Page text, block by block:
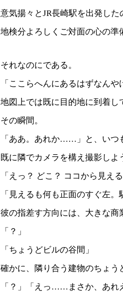
意気揚々とJR長崎駅を出発し
地検分よろしくご対面の心の準
それなのにである。
「ここらへんにあるはずなん
地図上では既に目的地に到着
その瞬間。
「ああ。あれか……」と、いつ
既に隣でカメラを構え撮影しよ
「えっ？ どこ？ ココから見える
「見えるも何も正面のすぐ左。
彼の指差す方向には、大きな商
「？」
「ちょうどビルの谷間」
確かに、隣り合う建物のちょう
「？」「えっ……まさか、あれ